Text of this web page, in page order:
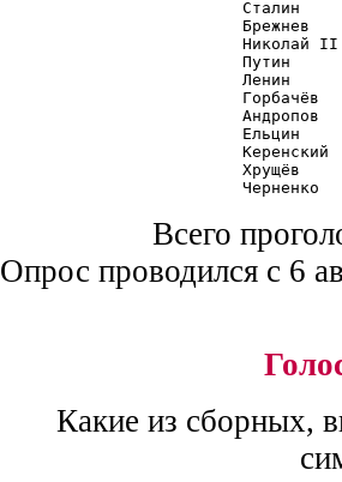
Сталин
Брежнев
Николай
Путин
Ленин
Ельцин
Хрущёв
Всего
Опрос проводился с 6
Какие из сборных,